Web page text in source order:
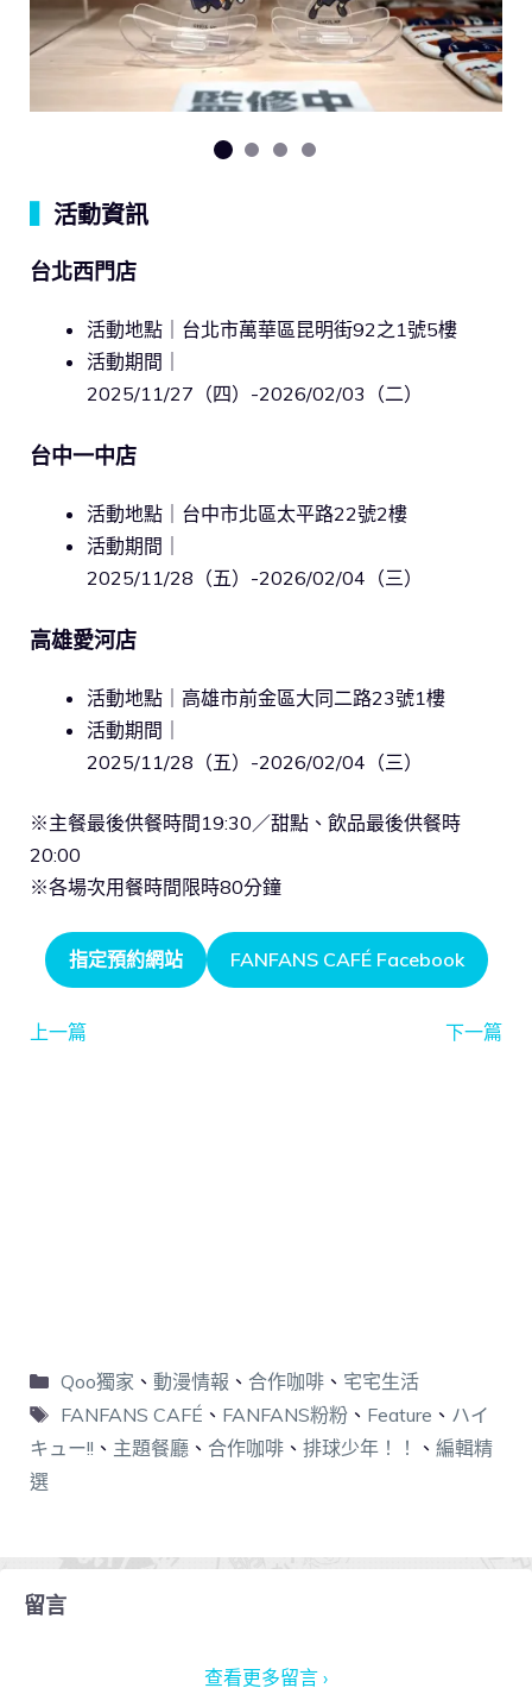
活動資訊
台北西門店
活動地點｜台北市萬華區昆明街92之1號5樓
活動期間｜
2025/11/27（四）-2026/02/03（二）
台中一中店
活動地點｜台中市北區太平路22號2樓
活動期間｜
2025/11/28（五）-2026/02/04（三）
高雄愛河店
活動地點｜高雄市前金區大同二路23號1樓
活動期間｜
2025/11/28（五）-2026/02/04（三）
※主餐最後供餐時間19:30／甜點、飲品最後供餐時
20:00
※各場次用餐時間限時80分鐘
指定預約網站 FANFANS CAFÉ Facebook
上一篇 下一篇
Qoo獨家 、 動漫情報 、 合作咖啡、 宅宅生活
FANFANS CAFÉ 、 FANFANS粉粉、 Feature 、 ハイ
キュー!! 、 主題餐廳 、 合作咖啡 、 排球少年！！ 、 編輯精
選
留言
查看更多留言 ›